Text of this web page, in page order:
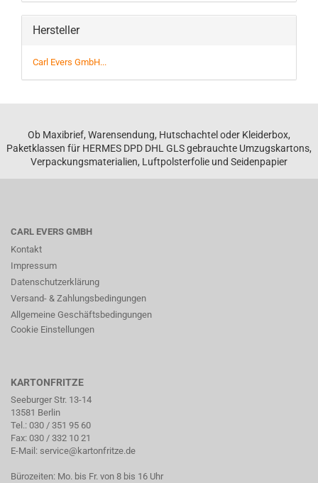
Hersteller
Carl Evers GmbH...
Ob Maxibrief, Warensendung, Hutschachtel oder Kleiderbox,
Paketklassen für HERMES DPD DHL GLS gebrauchte Umzugskartons,
Verpackungsmaterialien, Luftpolsterfolie und Seidenpapier
CARL EVERS GMBH
Kontakt
Impressum
Datenschutzerklärung
Versand- & Zahlungsbedingungen
Allgemeine Geschäftsbedingungen
Cookie Einstellungen
KARTONFRITZE
Seeburger Str. 13-14
13581 Berlin
Tel.: 030 / 351 95 60
Fax: 030 / 332 10 21
E-Mail: service@kartonfritze.de
Bürozeiten: Mo. bis Fr. von 8 bis 16 Uhr